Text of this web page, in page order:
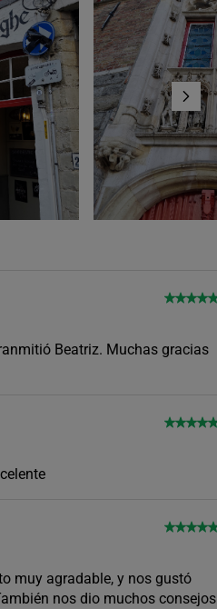
Beatriz. Muchas gracias
muy agradable, y nos gustó
nos dio muchos consejos